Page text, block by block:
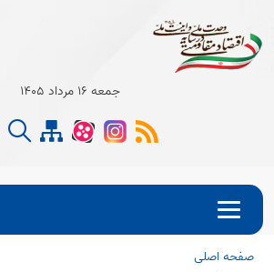
Open
جمعه 16 مرداد 1405
صفحه اصلی